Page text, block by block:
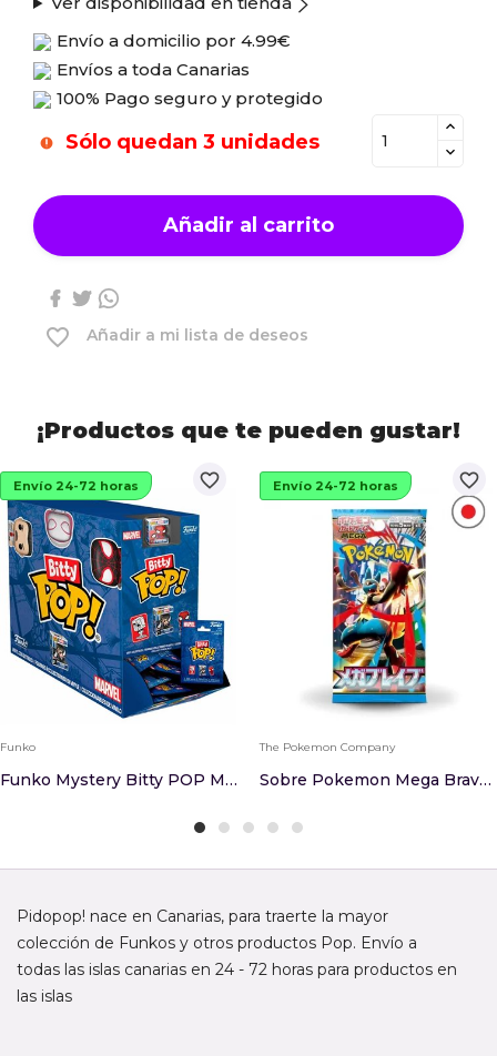
Envío a domicilio por 4.99€
Envíos a toda Canarias
100% Pago seguro y protegido
Sólo quedan 3 unidades
Añadir al carrito
favorite_border Añadir a mi lista de deseos
¡Productos que te pueden gustar!
favorite_border
Envío 24-72 horas
Funko
Funko Mystery Bitty POP Marvel Spider-Man Surtido
favorite_border
Envío 24-72 horas
The Pokemon Company
Sobre Pokemon Mega Brave Japones
Pidopop! nace en Canarias, para traerte la mayor
colección de Funkos y otros productos Pop. Envío a
todas las islas canarias en 24 - 72 horas para productos en
las islas